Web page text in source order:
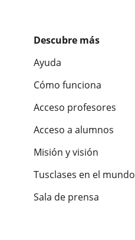
Descubre más
Ayuda
Cómo funciona
Acceso profesores
Acceso a alumnos
Misión y visión
Tusclases en el mundo
Sala de prensa